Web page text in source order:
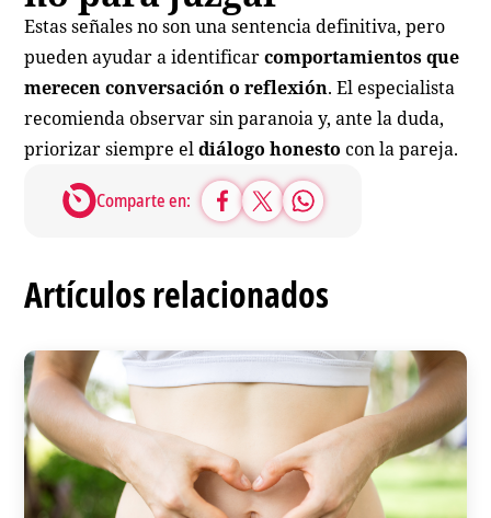
Estas señales no son una sentencia definitiva, pero
pueden ayudar a identificarcomportamientos que
merecen conversación o reflexión. El especialista
recomienda observar sin paranoia y, ante la duda,
priorizar siempre eldiálogo honesto con la pareja.
Comparte en:
Artículos relacionados